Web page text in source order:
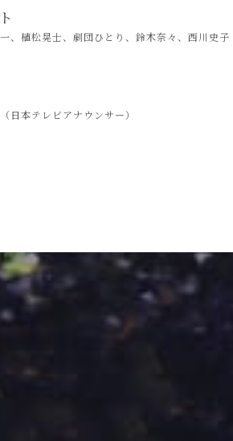
、植松晃士、劇団ひとり、鈴木奈々、西川史子
日本テレビアナウンサー）